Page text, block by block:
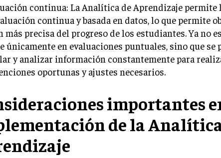
continua: La Analítica de Aprendizaje permite
continua y basada en datos, lo que permite
más precisa del progreso de los estudiantes. Ya no
únicamente en evaluaciones puntuales, sino que se
y analizar información constantemente para
oportunas y ajustes necesarios.
importantes
de la